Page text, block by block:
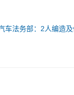
车法务部：2人编造